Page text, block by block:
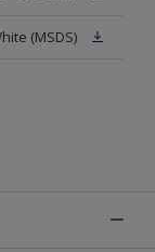
(MSDS)